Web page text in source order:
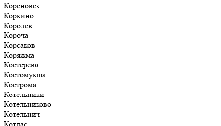
Кореновск
Коркино
Королёв
Короча
Корсаков
Коряжма
Костерёво
Костомукша
Кострома
Котельники
Котельниково
Котельнич
Котлас